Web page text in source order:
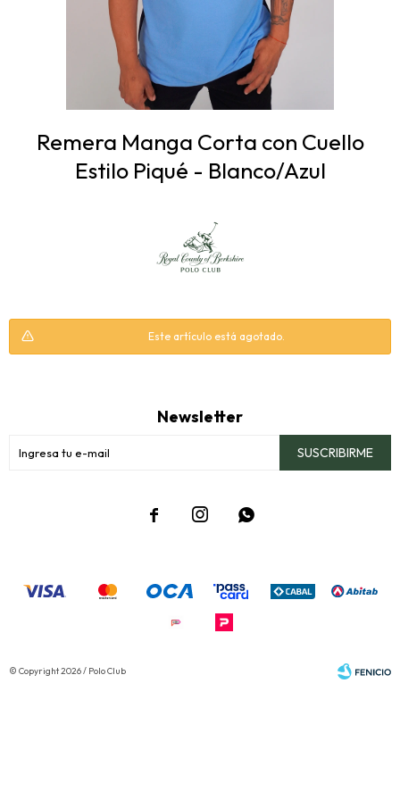
Remera Manga Corta con Cuello
Estilo Piqué - Blanco/Azul
Este artículo está agotado.
Newsletter
SUSCRIBIRME
  
© Copyright 2026 / Polo Club